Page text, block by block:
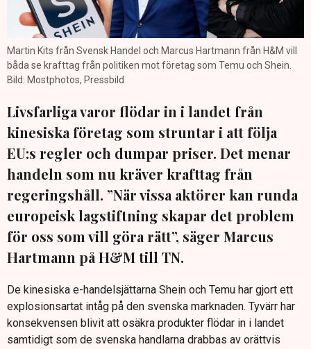
Martin Kits från Svensk Handel och Marcus Hartmann från H&M vill
båda se krafttag från politiken mot företag som Temu och Shein.
Bild: Mostphotos, Pressbild
Livsfarliga varor flödar in i landet från
kinesiska företag som struntar i att följa
EU:s regler och dumpar priser. Det menar
handeln som nu kräver krafttag från
regeringshåll. ”När vissa aktörer kan runda
europeisk lagstiftning skapar det problem
för oss som vill göra rätt”, säger Marcus
Hartmann på H&M till TN.
De kinesiska e-handelsjättarna Shein och Temu har gjort ett
explosionsartat intåg på den svenska marknaden. Tyvärr har
konsekvensen blivit att osäkra produkter flödar in i landet
samtidigt som de svenska handlarna drabbas av orättvis